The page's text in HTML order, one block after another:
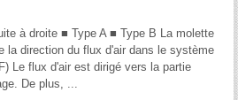
à droite ■ Type A ■ Type B La molette
la direction du flux d'air dans le système
Le flux d'air est dirigé vers la partie
De plus, ...